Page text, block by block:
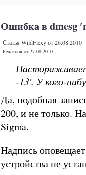
Ошибка в dmesg
Статья WildFlexy от 26.08.2010
Редакция от 27.08.2010
-13′. У кого-
Да, подобная
200, и не только.
Sigma.
Надпись
устройства не